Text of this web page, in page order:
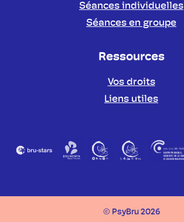
Séances individuelles
Séances en groupe
Ressources
Vos droits
Liens utiles
Partenaires
© PsyBru 2026